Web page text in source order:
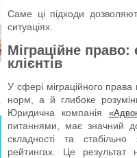
Саме ці підходи
ситуаціях.
Міграційне право:
клієнтів
У сфері міграційного
норм, а й глибоке
Юридична компанія
питаннями, має значний
складності та
рейтингах. Це результат